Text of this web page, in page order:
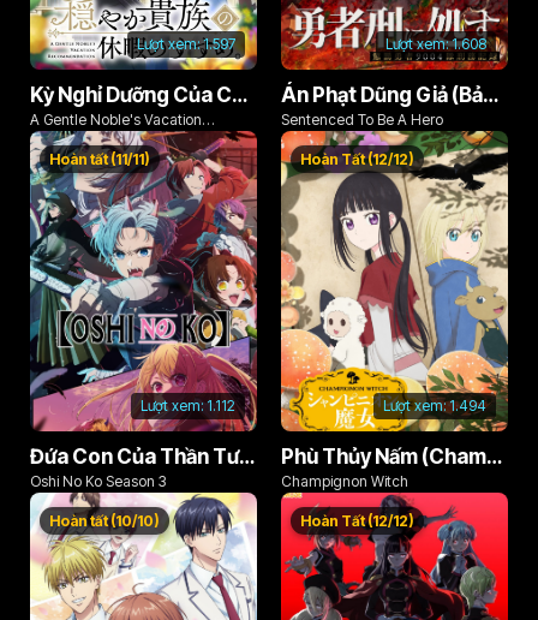
Lượt xem:1.597
Kỳ Nghỉ Dưỡng Của Chàng Quý Tộc Ôn Hòa (Odayaka Kizoku no Kyuuka no Susume)
A Gentle Noble's Vacation
Recommendation
Lượt xem:1.608
Án Phạt Dũng Giả (Bản Án Anh Hùng)
Sentenced To Be A Hero
Lượt xem: 1.112
Hoàn tất (11/11)
Đứa Con Của Thần Tượng (Phần 3)
Oshi No Ko Season 3
Lượt xem:1.494
Hoàn Tất (12/12)
Phù Thủy Nấm (Champignon no Majo)
Champignon Witch
Hoàn tất (10/10) Hoàn Tất (12/12)